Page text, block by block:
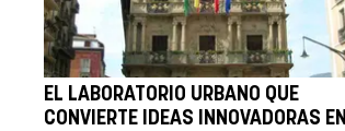
EL LABORATORIO URBANO QUE
CONVIERTE IDEAS INNOVADORAS EN